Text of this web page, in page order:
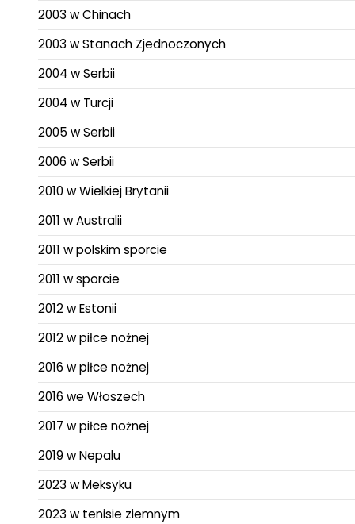
2003 w Chinach
2003 w Stanach Zjednoczonych
2004 w Serbii
2004 w Turcji
2005 w Serbii
2006 w Serbii
2010 w Wielkiej Brytanii
2011 w Australii
2011 w polskim sporcie
2011 w sporcie
2012 w Estonii
2012 w piłce nożnej
2016 w piłce nożnej
2016 we Włoszech
2017 w piłce nożnej
2019 w Nepalu
2023 w Meksyku
2023 w tenisie ziemnym